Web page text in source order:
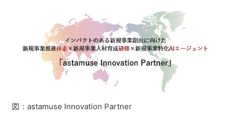
図：astamuse Innovation Partner